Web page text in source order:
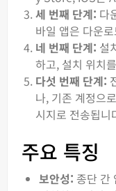
세 번째 단계: 다
바일 앱은 다운
네 번째 단계: 설
하고, 설치 위치
다섯 번째 단계:
나, 기존 계정으
시지로 전송됩니
주요 특징
보안성: 종단